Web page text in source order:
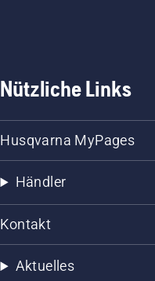
Nützliche Links
Husqvarna MyPages
Händler
Kontakt
Aktuelles